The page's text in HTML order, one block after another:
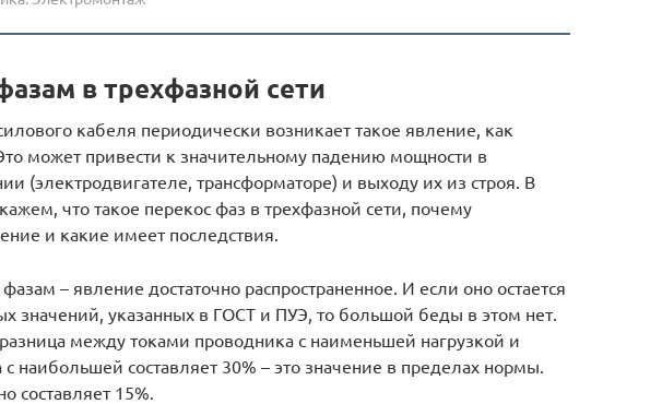
в трехфазной сети
кабеля периодически возникает такое явление, как
может привести к значительному падению мощности в
(электродвигателе, трансформаторе) и выходу их из строя. В
что такое перекос фаз в трехфазной сети, почему
и какие имеет последствия.
– явление достаточно распространенное. И если оно остается
значений, указанных в ГОСТ и ПУЭ, то большой беды в этом нет.
между токами проводника с наименьшей нагрузкой и
наибольшей составляет 30% – это значение в пределах нормы.
составляет 15%.